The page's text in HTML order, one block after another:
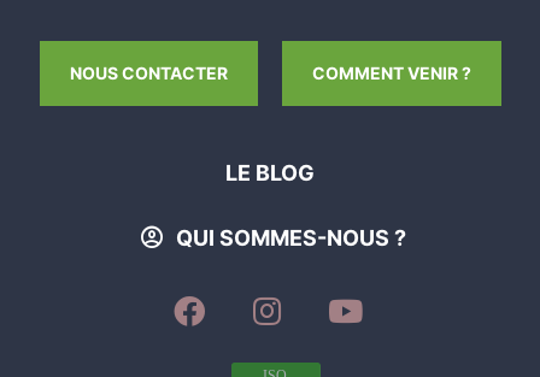
NOUS CONTACTER COMMENT VENIR ?
LE BLOG
QUI SOMMES-NOUS ?
SUIVEZ-
NOUS
SUIVEZ-
NOUS